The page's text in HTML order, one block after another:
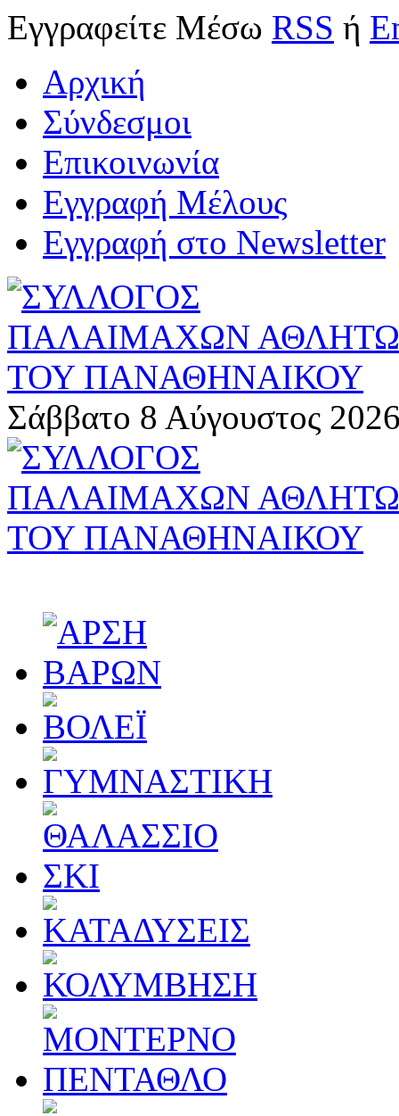
Εγγραφείτε Μέσω RSS ή
Αρχική
Σύνδεσμοι
Επικοινωνία
Εγγραφή Μέλους
Εγγραφή στο Newsletter
Σάββατο 8 Αύγουστος